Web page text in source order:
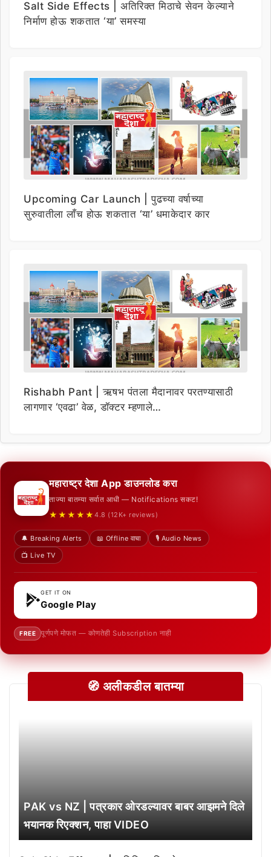
Salt Side Effects | अतिरिक्त मिठाचे सेवन केल्याने
निर्माण होऊ शकतात ‘या’ समस्या
Upcoming Car Launch | पुढच्या वर्षाच्या
सुरुवातीला लाँच होऊ शकतात ‘या’ धमाकेदार कार
Rishabh Pant | ऋषभ पंतला मैदानावर परतण्यासाठी
लागणार ‘एवढा’ वेळ, डॉक्टर म्हणाले…
महाराष्ट्र देशा App डाउनलोड करा
ताज्या बातम्या सर्वात आधी — Notifications सकट!
★★★★★ 4.8 (12K+ reviews)
🔔 Breaking Alerts 📖 Offline वाचा
🎙️ Audio News
📺 Live TV
GET IT ON
Google Play
FREE पूर्णपणे मोफत — कोणतेही Subscription नाही
🧭 अलीकडील बातम्या
PAK vs NZ | पत्रकार ओरडल्यावर बाबर आझमने दिले
भयानक रिएक्शन, पाहा VIDEO